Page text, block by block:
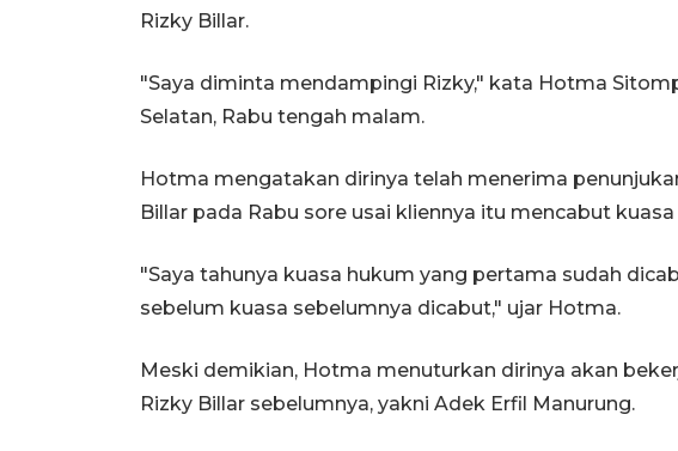
Rizky Billar.
"Saya diminta mendampingi Rizky," kata Hotma
Selatan, Rabu tengah malam.
Hotma mengatakan dirinya telah menerima
Billar pada Rabu sore usai kliennya itu mencabut
"Saya tahunya kuasa hukum yang pertama sudah
sebelum kuasa sebelumnya dicabut," ujar Hotma.
Meski demikian, Hotma menuturkan dirinya akan
Rizky Billar sebelumnya, yakni Adek Erfil Manurung.